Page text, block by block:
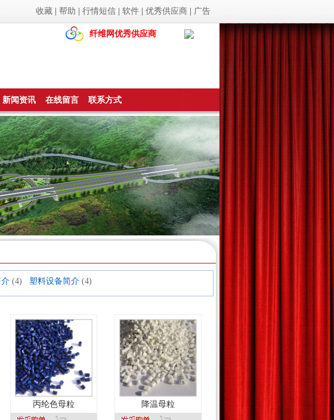
收藏 帮助 行情短信 软件 优秀供应商 广告
纤维网优秀供应商
新闻资讯 在线留言 联系方式
(4) 塑料设备简介(4)
丙纶色母粒 降温母粒